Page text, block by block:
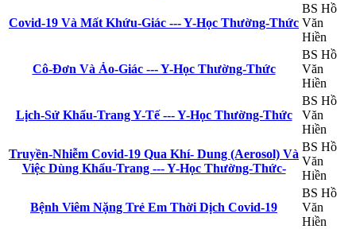
Covid-19 Và Mất Khứu-Giác --- Y-Học Thường-Thức
BS Hồ
Văn
Hiền
Cô-Đơn Và Ảo-Giác --- Y-Học Thường-Thức
BS Hồ
Văn
Hiền
Lịch-Sử Khẩu-Trang Y-Tế --- Y-Học Thường-Thức
BS Hồ
Văn
Hiền
Truyền-Nhiễm Covid-19 Qua Khí- Dung (Aerosol) Và
Việc Dùng Khẩu-Trang --- Y-Học Thường-Thức-
BS Hồ
Văn
Hiền
Bệnh Viêm Nặng Trẻ Em Thời Dịch Covid-19
BS Hồ
Văn
Hiền